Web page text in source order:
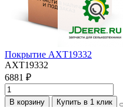
Покрытие AXT19332
AXT19332
6881 ₽
В корзину Купить в 1 клик